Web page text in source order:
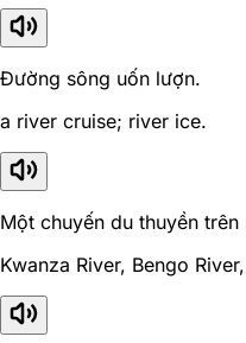
Đường sông uốn lượn.
a river cruise; river ice.
Một chuyến du thuyền
Kwanza River, Bengo